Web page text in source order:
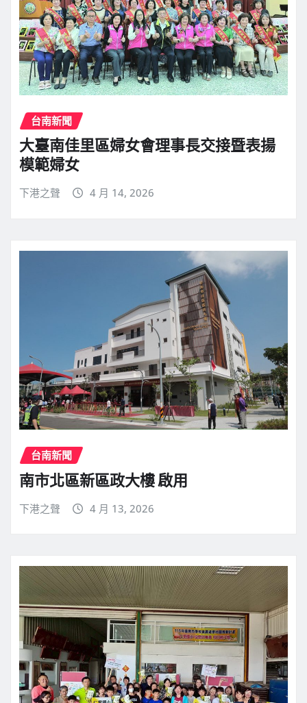
台南新聞
大臺南佳里區婦女會理事長交接暨表揚
模範婦女
下港之聲 4 月 14, 2026
台南新聞
南市北區新區政大樓 啟用
下港之聲 4 月 13, 2026